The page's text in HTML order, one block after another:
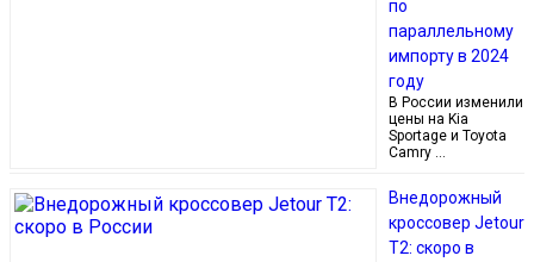
по
параллельному
импорту в 2024
году
В России изменили
цены на Kia
Sportage и Toyota
Camry …
Внедорожный
кроссовер Jetour
T2: скоро в